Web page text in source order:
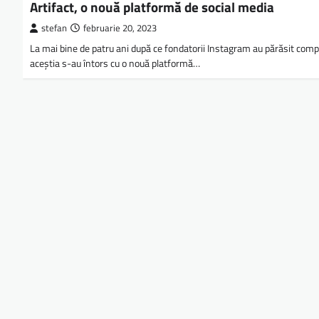
Artifact, o nouă platformă de social media
stefan februarie 20, 2023
La mai bine de patru ani după ce fondatorii Instagram au părăsit
aceştia s-au întors cu o nouă platformă…